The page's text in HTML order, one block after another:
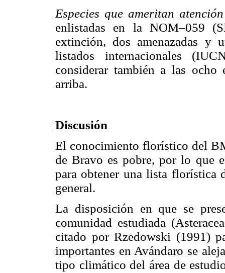
Especies que ameritan
enlistadas en la NOM–059
extinción, dos amenazadas y
listados internacionales
considerar también a las ocho
arriba.
Discusión
El conocimiento florístico del
de Bravo es pobre, por lo que
para obtener una lista florística
general.
La disposición en que se
comunidad estudiada
citado por Rzedowski (1991)
importantes en Avándaro se
tipo climático del área de